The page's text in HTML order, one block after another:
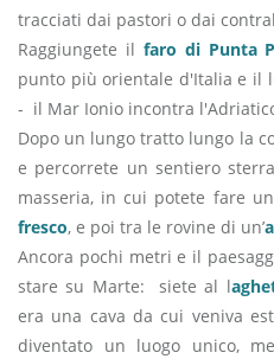
tracciati dai pastori o dai
Raggiungete il faro di Punta
punto più orientale d'Italia e il
- il Mar Ionio incontra
Dopo un lungo tratto lungo la
e percorrete un sentiero
masseria, in cui potete fare
fresco, e poi tra le rovine di un’
Ancora pochi metri e il
stare su Marte: siete al l
era una cava da cui veniva
diventato un luogo unico,